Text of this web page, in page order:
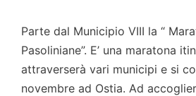
Parte dal Municipio VIII la “
Pasoliniane”. E’ una maratona
attraverserà vari municipi e si
novembre ad Ostia. Ad